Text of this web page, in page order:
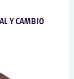
Y CAMBIO